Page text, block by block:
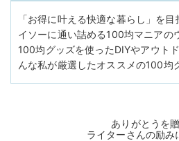
「お得に叶える快適な暮らし」を
イソーに通い詰める100均マニアの
100均グッズを使ったDIYやアウト
んな私が厳選したオススメの100均
ありがとうを
ライターさんの励み